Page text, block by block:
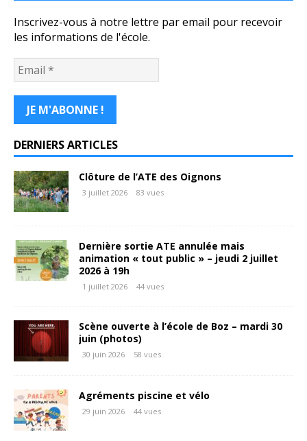
Inscrivez-vous à notre lettre par email pour recevoir
les informations de l'école.
DERNIERS ARTICLES
Clôture de l’ATE des Oignons
3 juillet 2026 83 vues
Dernière sortie ATE annulée mais
animation « tout public » – jeudi 2 juillet
2026 à 19h
1 juillet 2026 44 vues
Scène ouverte à l’école de Boz – mardi 30
juin (photos)
30 juin 2026 58 vues
Agréments piscine et vélo
29 juin 2026 44 vues